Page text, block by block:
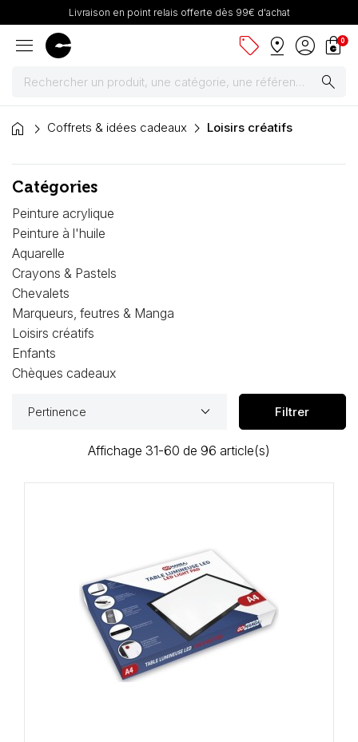
Livraison en point relais offerte dès 99€ d'achat
menu sell pin_drop account_circle shopping_bag
0
search
Peintures
Pinceaux & fournitures
Châssis, toiles & chevalets
Papiers
Dessin & arts graphiques
Cartons mousse & plume
Loisirs Créatifs
Coffrets & cadeaux
Encadrement
mail Contact / Aide
home Coffrets & idées cadeaux Loisirs créatifs
Catégories
Peinture acrylique
Peinture à l'huile
Aquarelle
Crayons & Pastels
Chevalets
Marqueurs, feutres & Manga
Loisirs créatifs
Enfants
Chèques cadeaux
Pertinence keyboard_arrow_down Filtrer
Affichage 31-60 de 96 article(s)